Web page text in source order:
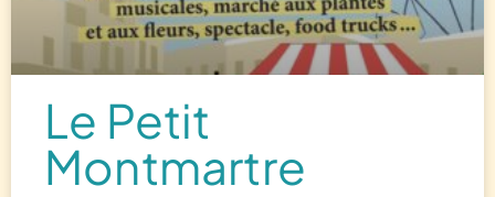
Le Petit
Montmartre